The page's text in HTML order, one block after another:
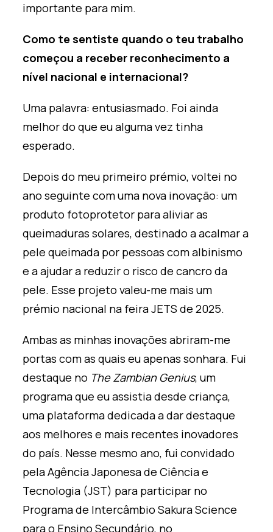
importante para mim.
Como te sentiste quando o teu trabalho
começou a receber reconhecimento a
nível nacional e internacional?
Uma palavra: entusiasmado. Foi ainda
melhor do que eu alguma vez tinha
esperado.
Depois do meu primeiro prémio, voltei no
ano seguinte com uma nova inovação: um
produto fotoprotetor para aliviar as
queimaduras solares, destinado a acalmar a
pele queimada por pessoas com albinismo
e a ajudar a reduzir o risco de cancro da
pele. Esse projeto valeu-me mais um
prémio nacional na feira JETS de 2025.
Ambas as minhas inovações abriram-me
portas com as quais eu apenas sonhara. Fui
destaque no The Zambian Genius, um
programa que euassistiadesde criança,
uma plataforma dedicada a dar destaque
aos melhores e mais recentes inovadores
do país. Nesse mesmo ano, fui convidado
pela Agência Japonesa de Ciência e
Tecnologia (JST) para participar no
Programa de Intercâmbio Sakura Science
para o Ensino Secundário, no